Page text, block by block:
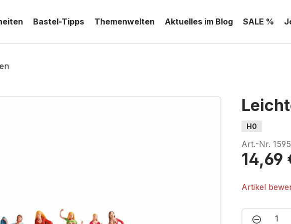
Bastel-Tipps Themenwelten Aktuelles im Blog SALE %
H0
Art.-Nr.
14,69
Artikel